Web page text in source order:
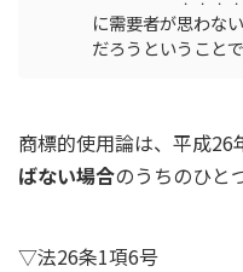
に需要者が思わな
・・・・
だろうということ
商標的使用論は、平成26
ばない場合のうちのひと
▽法26条1項6号